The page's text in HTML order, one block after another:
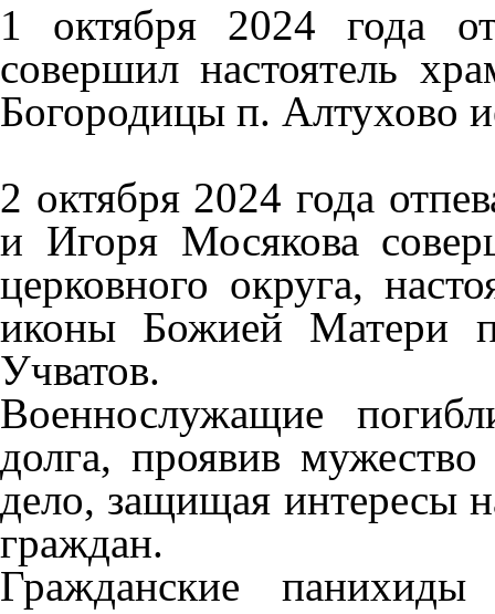
1 октября 2024 года
совершил настоятель
Богородицы п. Алтухово
2 октября 2024 года
и Игоря Мосякова
церковного округа,
иконы Божией Матери
Учватов.
Военнослужащие
долга, проявив
дело, защищая интересы
граждан.
Гражданские